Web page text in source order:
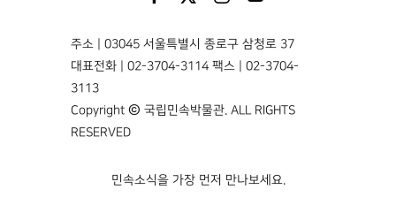
주소 | 03045 서울특별시 종로구 삼청로 37
대표전화 | 02-3704-3114 팩스 | 02-3704-
3113
Copyright © 국립민속박물관. ALL RIGHTS
RESERVED
민속소식을 가장 먼저 만나보세요.